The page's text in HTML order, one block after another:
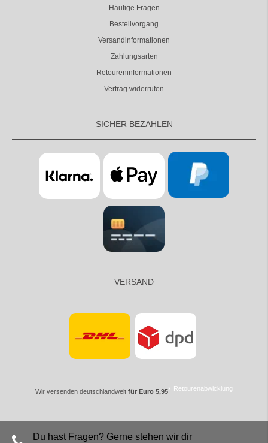
Häufige Fragen
Bestellvorgang
Versandinformationen
Zahlungsarten
Retoureninformationen
Vertrag widerrufen
SICHER BEZAHLEN
VERSAND
Wir versenden deutschlandweit für Euro 5,95 Retourenabwicklung
Du hast Fragen? Gerne stehen wir dir